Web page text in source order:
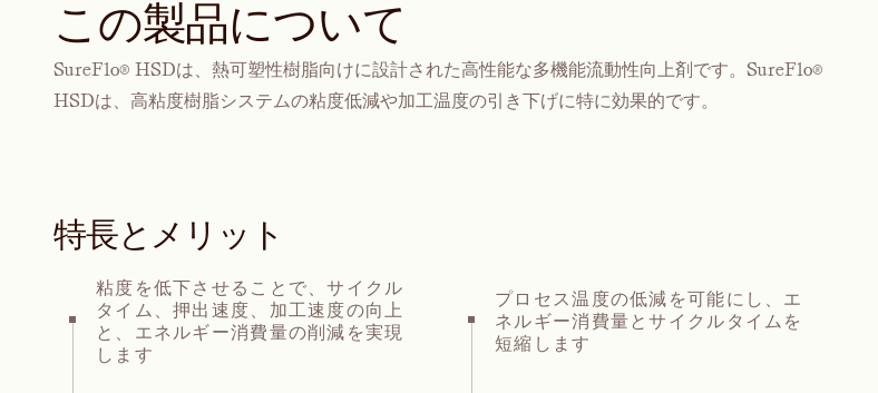
この製品について
SureFlo® HSDは、熱可塑性樹脂向けに設計された高性能な多機能流動性向上剤です。SureFlo®
HSDは、高粘度樹脂システムの粘度低減や加工温度の引き下げに特に効果的です。
特長とメリット
粘度を低下させることで、サイクル
タイム、押出速度、加工速度の向上
と、エネルギー消費量の削減を実現
します
プロセス温度の低減を可能にし、エ
ネルギー消費量とサイクルタイムを
短縮します